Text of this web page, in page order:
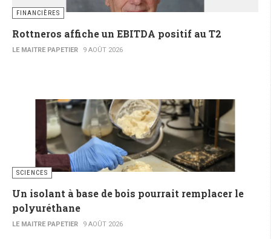
FINANCIÈRES
Rottneros affiche un EBITDA positif au T2
LE MAITRE PAPETIER 9 AOÛT 2026
SCIENCES
Un isolant à base de bois pourrait remplacer le
polyuréthane
LE MAITRE PAPETIER 9 AOÛT 2026